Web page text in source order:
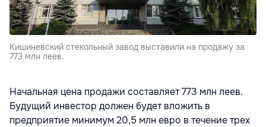
Кишиневский стекольный завод выставили на продажу за
773 млн леев.
Начальная цена продажи составляет 773 млн леев.
Будущий инвестор должен будет вложить в
предприятие минимум 20,5 млн евро в течение трех